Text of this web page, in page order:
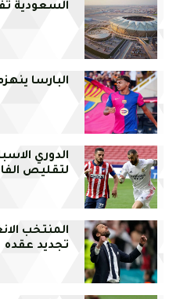
السعودية
البارسا
الدوري
لتقليص
المنتخب
تجديد عقده